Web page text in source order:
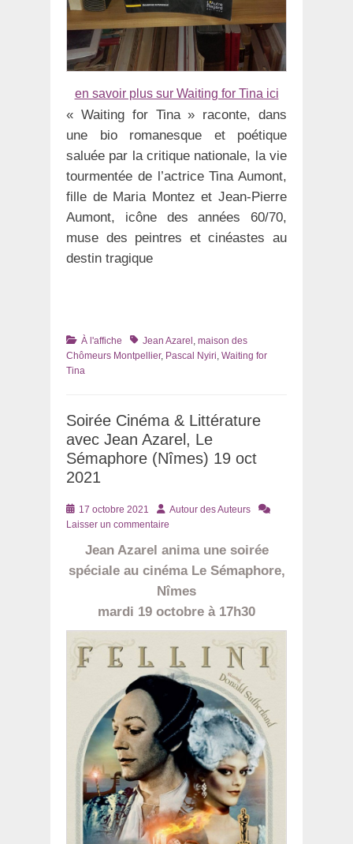
en savoir plus sur Waiting for Tina ici
« Waiting for Tina » raconte, dans
une bio romanesque et poétique
saluée par la critique nationale, la vie
tourmentée de l’actrice Tina Aumont,
fille de Maria Montez et Jean-Pierre
Aumont, icône des années 60/70,
muse des peintres et cinéastes au
destin tragique
Catégories
À l'affiche TagsJean Azarel maison des
Chômeurs Montpellier, Pascal Nyiri Waiting for
Tina
Soirée Cinéma & Littérature
avec Jean Azarel, Le
Sémaphore (Nîmes) 19 oct
2021
Posté
le
17 octobre 2021 AuteurAutour des Auteurs
Laisser un commentaire
Jean Azarel anima une soirée
spéciale au cinéma Le Sémaphore,
Nîmes
mardi 19 octobre à 17h30